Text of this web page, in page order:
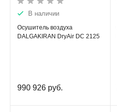
В наличии
Осушитель воздуха
DALGAKIRAN DryAir DC 2125
990 926 руб.